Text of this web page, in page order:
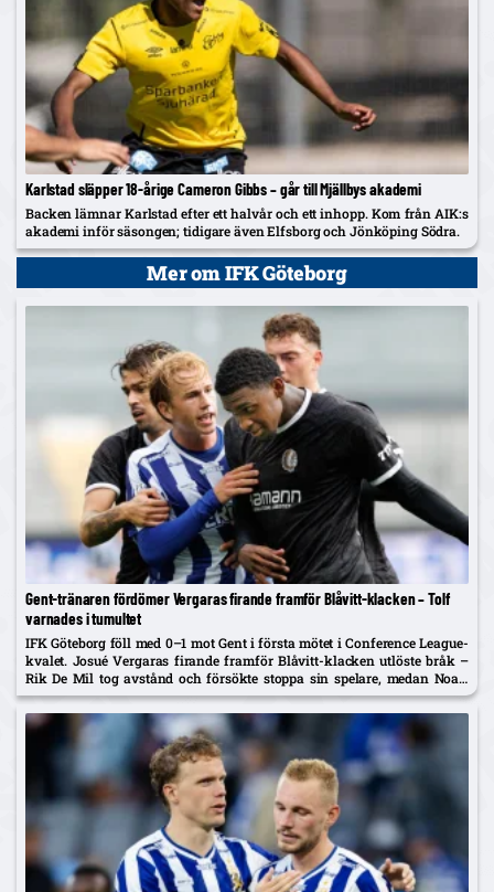
Karlstad släpper 18-årige Cameron Gibbs – går till Mjällbys akademi
Backen lämnar Karlstad efter ett halvår och ett inhopp. Kom från AIK:s
akademi inför säsongen; tidigare även Elfsborg och Jönköping Södra.
Mer om IFK Göteborg
Gent-tränaren fördömer Vergaras firande framför Blåvitt-klacken – Tolf
varnades i tumultet
IFK Göteborg föll med 0–1 mot Gent i första mötet i Conference League-
kvalet. Josué Vergaras firande framför Blåvitt-klacken utlöste bråk –
Rik De Mil tog avstånd och försökte stoppa sin spelare, medan Noah
Tolf varnades och Erlingmark sågar domarinsatsen.